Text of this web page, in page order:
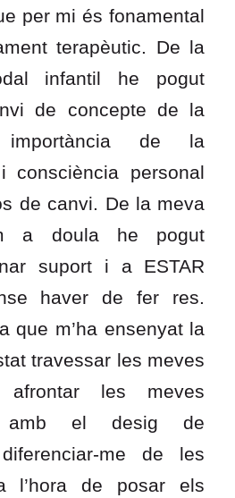
per mi és fonamental
terapèutic. De la
infantil he pogut
de concepte de la
de la
consciència personal
de canvi. De la meva
a doula he pogut
suport i a ESTAR
haver de fer res.
que m’ha ensenyat la
travessar les meves
les meves
amb el desig de
me de les
l’hora de posar els